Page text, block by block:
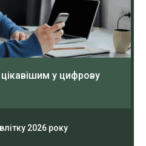
у цифрову
2026 року